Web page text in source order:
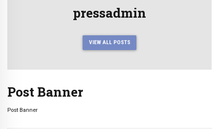
pressadmin
VIEW ALL POSTS
Post Banner
Post Banner